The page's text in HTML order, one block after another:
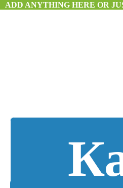
ADD ANYTHING HERE OR